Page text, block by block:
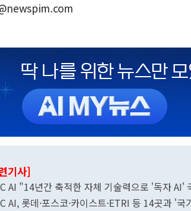
기사]
AI "14년간 축적한 자체 기술력으로 '독자 AI'
AI, 롯데·포스코·카이스트·ETRI 등 14곳과 '국